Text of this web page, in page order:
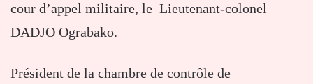
cour d’appel militaire, le Lieutenant-colonel
DADJO Ograbako.
Président de la chambre de contrôle de